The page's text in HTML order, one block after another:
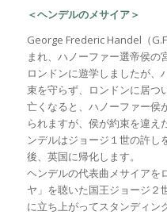
＜ヘンデルのメサイア＞
George Frederic Handel（
まれ、ハノーファー選帝侯の
ロンドンに遊学しましたが、
束を守らず、ロンドンに居つ
亡くなると、ハノーファー侯
られますが、侯が約束を違え
ンデルはジョージ１世の許し
後、英国に帰化します。
ヘンデルの代表曲メサイアを
ヤ」を聴いた国王ジョージ２
に立ち上がってスタンディン